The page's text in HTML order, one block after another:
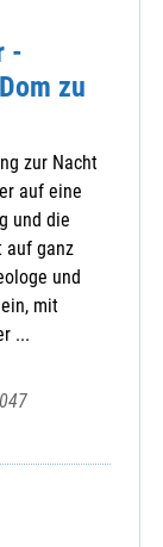
-
zu
zur Nacht
auf eine
und die
auf ganz
und
mit
...